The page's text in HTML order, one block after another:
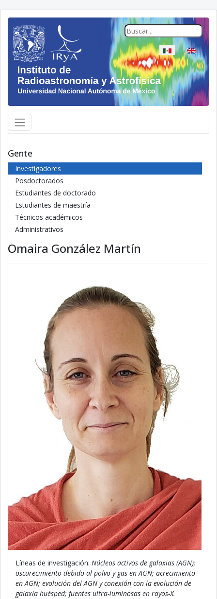
Seleccione su
Gente
Investigadores
Posdoctorados
Estudiantes de doctorado
Estudiantes de maestría
Técnicos académicos
Administrativos
Omaira González Martín
Líneas de investigación: Núcleos activos de galaxias (AGN);
oscurecimiento debido al polvo y gas en AGN; acrecimiento
en AGN; evolución del AGN y conexión con la evolución de
galaxia huésped; fuentes ultra-luminosas en rayos-X.